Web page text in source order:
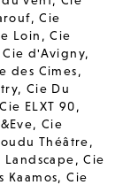
,Cie
Loin ,Cie
Cie d'Avigny,
des Cimes,
, Cie Du
Cie ELXT 90,
,Cie
Théâtre,
Landscape,Cie
Kaamos,Cie